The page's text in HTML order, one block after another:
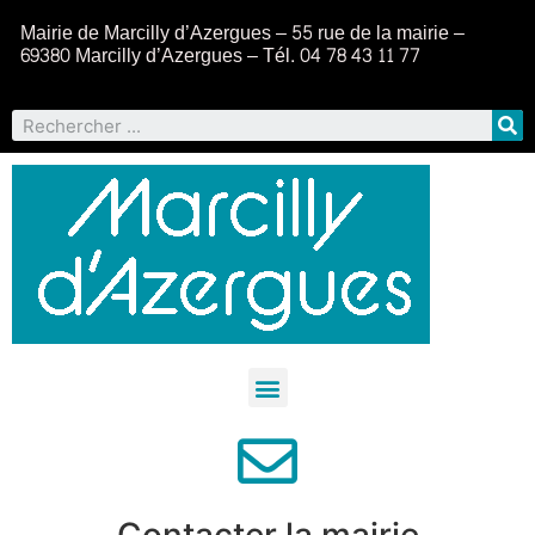
Mairie de Marcilly d’Azergues – 55 rue de la mairie –
69380 Marcilly d’Azergues – Tél. 04 78 43 11 77